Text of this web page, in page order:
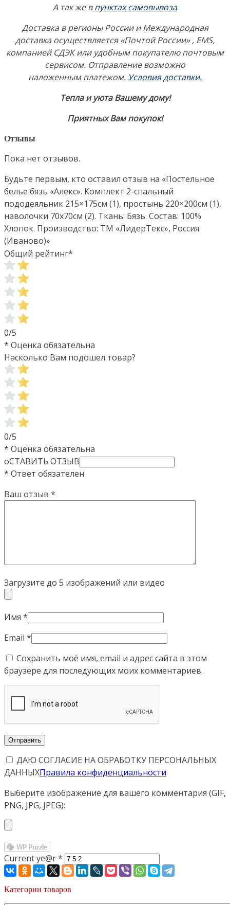
А так же в пунктах самовывоза
Доставка в регионы России и Международная
доставка осуществляется «Почтой России» , EMS,
компанией СДЭК или удобным покупателю почтовым
сервисом. Отправление возможно
наложенным платежом.Условия доставки.
Тепла и уюта Вашему дому!
Приятных Вам покупок!
Отзывы
Пока нет отзывов.
Будьте первым, кто оставил отзыв на «Постельное
белье бязь «Алекс». Комплект 2-спальный
пододеяльник 215×175см (1), простынь 220×200см (1),
наволочки 70х70см (2). Ткань: Бязь. Состав: 100%
Хлопок. Производство: ТМ «ЛидерТекс», Россия
(Иваново)»
Общий рейтинг*
0/5
* Оценка обязательна
Насколько Вам подошел товар?
0/5
* Оценка обязательна
оСТАВИТЬ ОТЗЫВ
* Ответ обязателен
Ваш отзыв *
Загрузите до 5 изображений или видео
Имя *
Email *
Сохранить моё имя, email и адрес сайта в этом
браузере для последующих моих комментариев.
ДАЮ СОГЛАСИЕ НА ОБРАБОТКУ ПЕРСОНАЛЬНЫХ
ДАННЫХПравила конфиденциальности
Выберите изображение для вашего комментария (GIF,
PNG, JPG, JPEG):
Current ye@r*
Категории товаров